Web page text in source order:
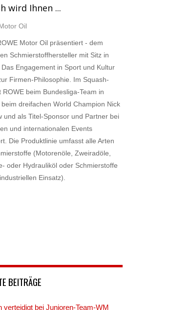
wird Ihnen ...
Oil
Motor Oil präsentiert - dem
Schmierstoffhersteller mit Sitz in
Engagement in Sport und Kultur
Firmen-Philosophie. Im Squash-
ROWE beim Bundesliga-Team in
dreifachen World Champion Nick
und als Titel-Sponsor und Partner bei
und internationalen Events
Die Produktlinie umfasst alle Arten
(Motorenöle, Zweiradöle,
oder Hydrauliköl oder Schmierstoffe
Einsatz).
BEITRÄGE
verteidigt bei Junioren-Team-WM